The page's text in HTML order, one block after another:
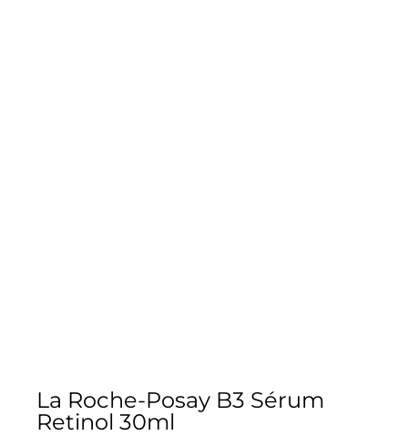
La Roche-Posay B3 Sérum
Retinol 30ml